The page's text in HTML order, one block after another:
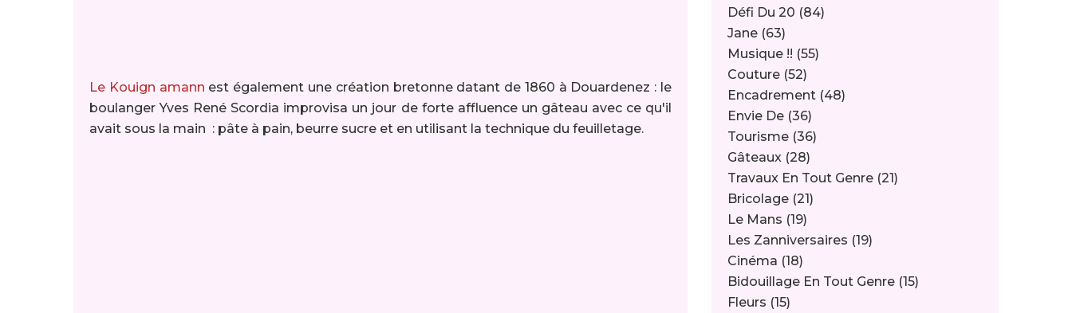
Le Kouign amann est également une création bretonne datant de 1860 à Douardenez : le
boulanger Yves René Scordia improvisa un jour de forte affluence un gâteau avec ce qu'il
avait sous la main : pâte à pain, beurre sucre et en utilisant la technique du feuilletage.
Défi Du 20 (84)
Jane (63)
Musique !! (55)
Couture (52)
Encadrement (48)
Envie De (36)
Tourisme (36)
Gâteaux (28)
Travaux En Tout Genre (21)
Bricolage (21)
Le Mans (19)
Les Zanniversaires (19)
Cinéma (18)
Bidouillage En Tout Genre (15)
Fleurs (15)